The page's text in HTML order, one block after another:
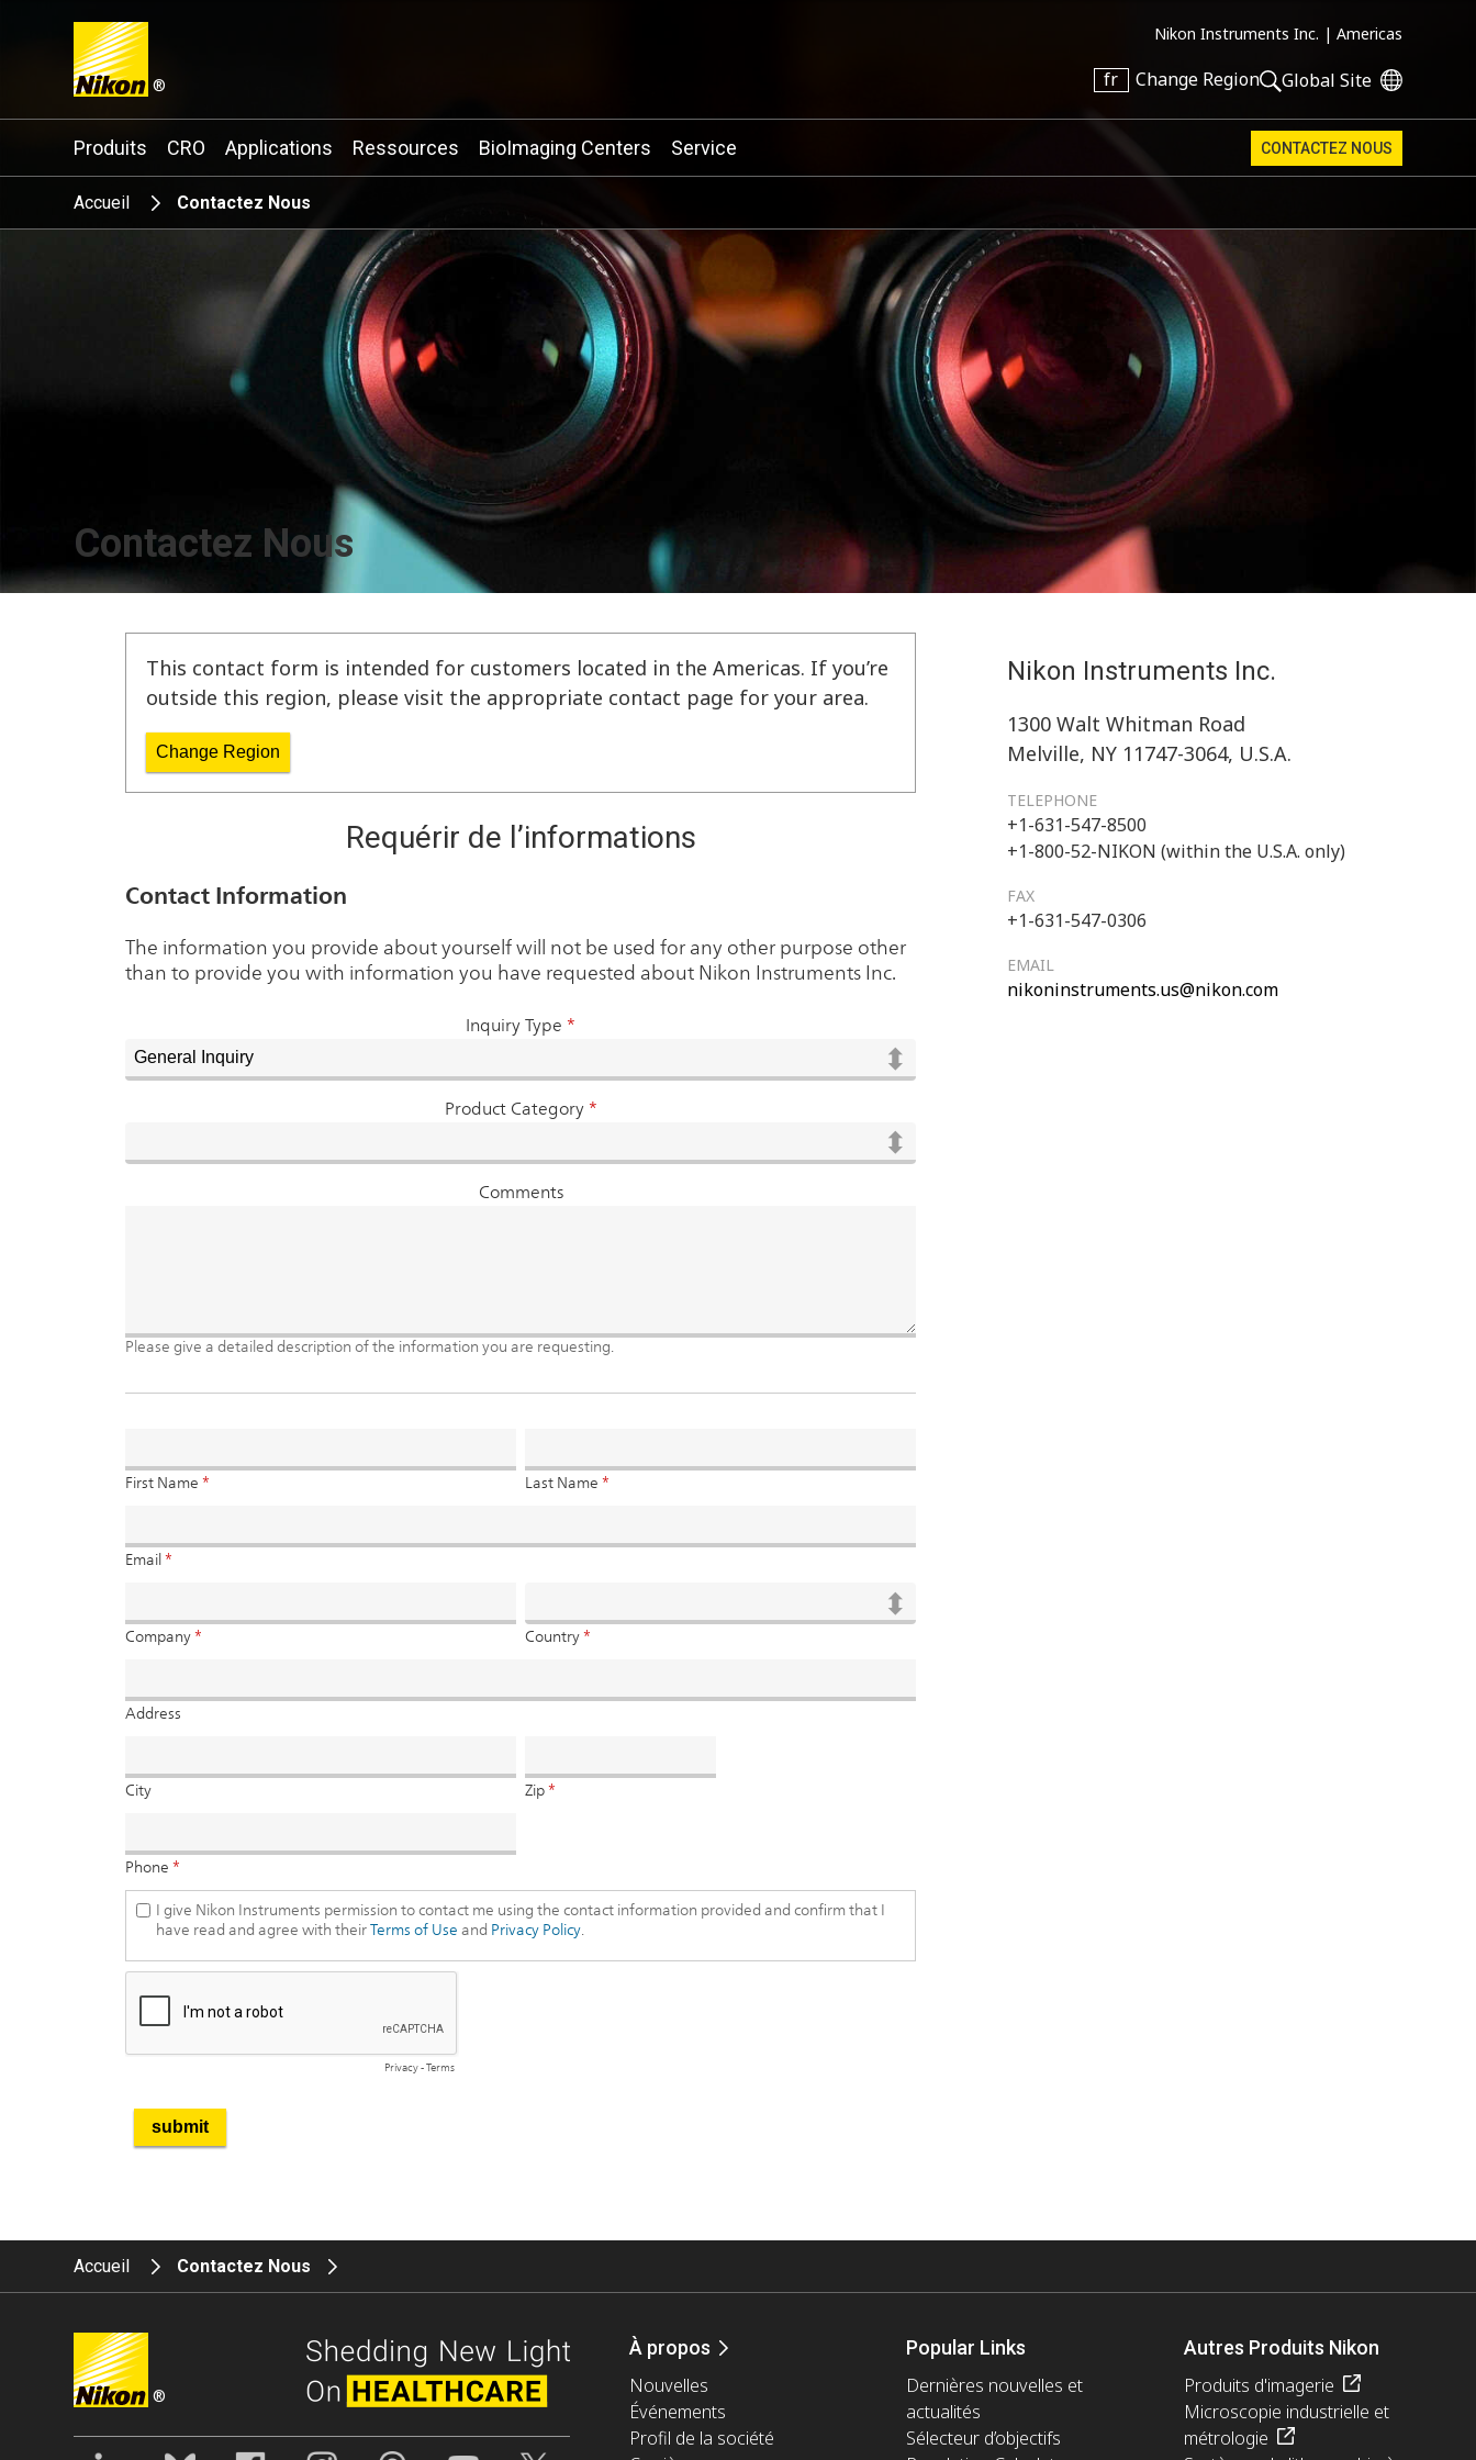
®
Nikon Instruments Inc. | Americas
fr Change Region Global Site
Search keyword(s)
Produits CRO Applications Ressources BioImaging Centers Service CONTACTEZ NOUS
Accueil Contactez Nous
Contactez Nous
This contact form is intended for customers located in the Americas. If you’re
outside this region, please visit the appropriate contact page for your area.
Change Region
Requérir de l’informations
Nikon Instruments Inc.
1300 Walt Whitman Road
Melville, NY 11747-3064, U.S.A.
TELEPHONE
+1-631-547-8500
+1-800-52-NIKON (within the U.S.A. only)
FAX
+1-631-547-0306
EMAIL
nikoninstruments.us@nikon.com
Accueil Contactez Nous
®
À propos
Nouvelles
Événements
Profil de la société
Popular Links
Dernières nouvelles et
actualités
Sélecteur d’objectifs
Autres Produits Nikon
Produits d'imagerie
Microscopie industrielle et
métrologie